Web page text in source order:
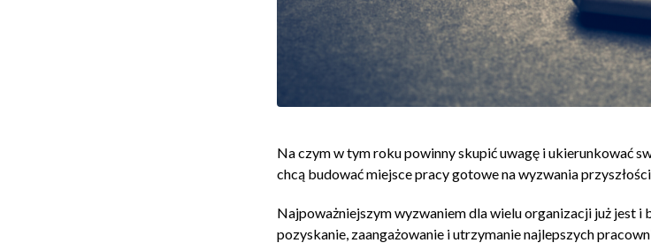
Na czym w tym roku powinny skupić uwagę i ukierunkować
chcą budować miejsce pracy gotowe na wyzwania
Najpoważniejszym wyzwaniem dla wielu organizacji już jest i
pozyskanie, zaangażowanie i utrzymanie najlepszych